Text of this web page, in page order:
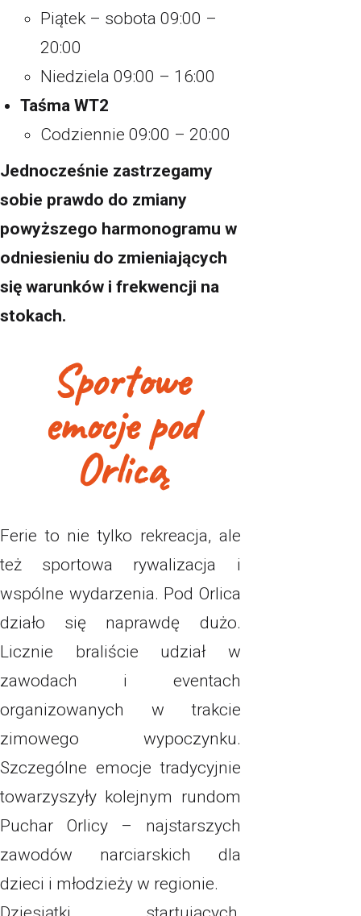
Piątek – sobota 09:00 –
20:00
Niedziela 09:00 – 16:00
Taśma WT2
Codziennie 09:00 – 20:00
Jednocześnie zastrzegamy
sobie prawdo do zmiany
powyższego harmonogramu w
odniesieniu do zmieniających
się warunków i frekwencji na
stokach.
Sportowe
emocje pod
Orlicą
Ferie to nie tylko rekreacja, ale
też sportowa rywalizacja i
wspólne wydarzenia. Pod Orlica
działo się naprawdę dużo.
Licznie braliście udział w
zawodach i eventach
organizowanych w trakcie
zimowego wypoczynku.
Szczególne emocje tradycyjnie
towarzyszyły kolejnym rundom
Puchar Orlicy – najstarszych
zawodów narciarskich dla
dzieci i młodzieży w regionie.